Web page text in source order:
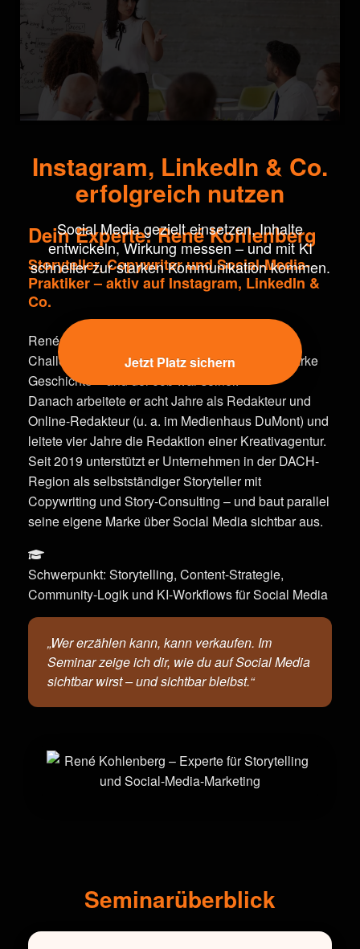
Instagram, LinkedIn & Co.
erfolgreich nutzen
Social Media gezielt einsetzen, Inhalte
entwickeln, Wirkung messen – und mit KI
schneller zur starken Kommunikation kommen.
Jetzt Platz sichern
Dein Experte: René Kohlenberg
Storyteller, Copywriter und Social-Media-
Praktiker – aktiv auf Instagram, LinkedIn &
Co.
René startete seine Karriere mit einer Story-
Challenge: 20 Minuten, ein leeres Blatt, eine starke
Geschichte – und der Job war seiner.
Danach arbeitete er acht Jahre als Redakteur und
Online-Redakteur (u. a. im Medienhaus DuMont) und
leitete vier Jahre die Redaktion einer Kreativagentur.
Seit 2019 unterstützt er Unternehmen in der DACH-
Region als selbstständiger Storyteller mit
Copywriting und Story-Consulting – und baut parallel
seine eigene Marke über Social Media sichtbar aus.
Schwerpunkt: Storytelling, Content-Strategie,
Community-Logik und KI-Workflows für Social Media
„Wer erzählen kann, kann verkaufen. Im
Seminar zeige ich dir, wie du auf Social Media
sichtbar wirst – und sichtbar bleibst.“
Seminarüberblick